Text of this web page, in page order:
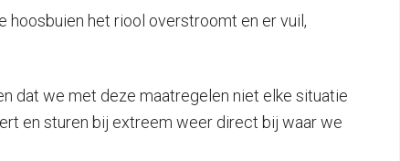
hoosbuien het riool overstroomt en er vuil,
dat we met deze maatregelen niet elke situatie
en sturen bij extreem weer direct bij waar we